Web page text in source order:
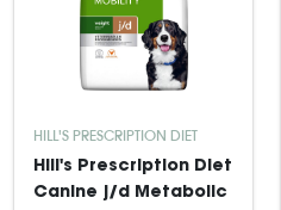
HILL'S PRESCRIPTION DIET
Hill's Prescription Diet
Canine j/d Metabolic